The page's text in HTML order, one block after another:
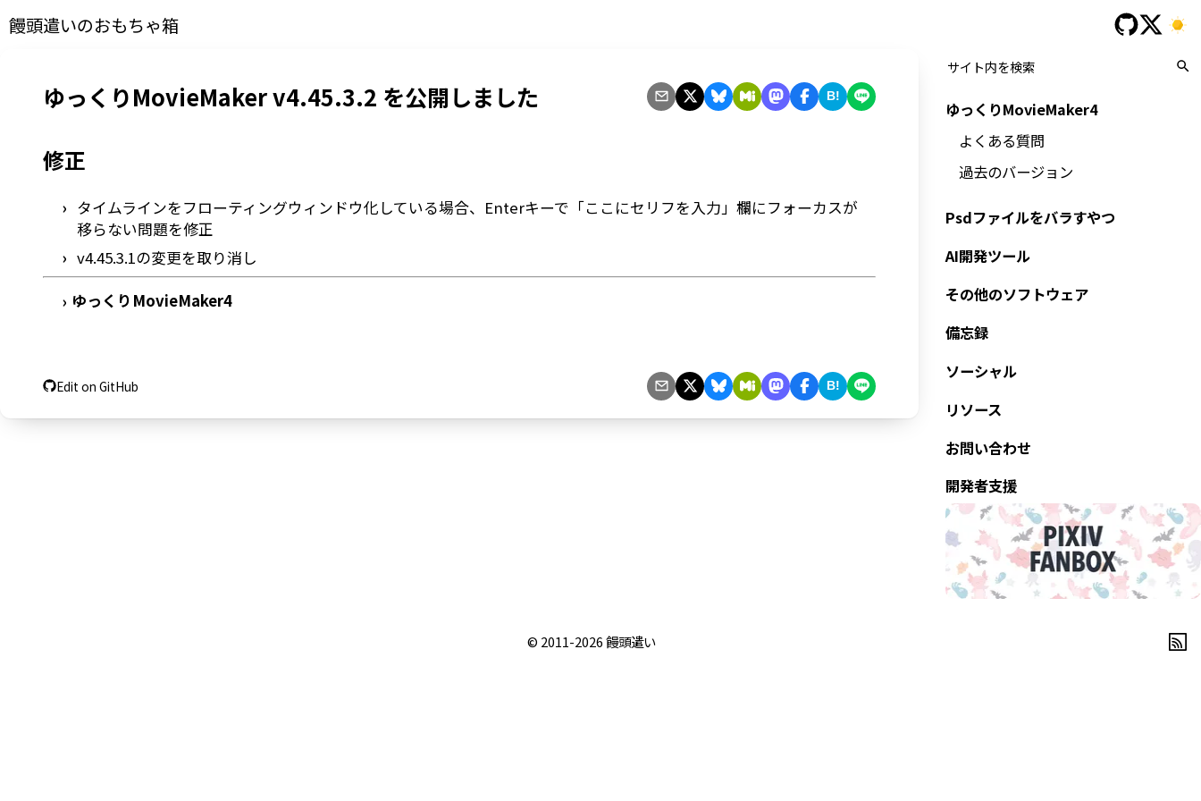
饅頭遣いのおもちゃ箱
ゆっくりMovieMaker v4.45.3.2 を公開しました B!
修正
タイムラインをフローティングウィンドウ化している場合、Enterキーで「ここにセリフを入力」欄にフォーカスが
移らない問題を修正
v4.45.3.1の変更を取り消し
› ゆっくりMovieMaker4
Edit on GitHub B!
ゆっくりMovieMaker4
よくある質問
過去のバージョン
Psdファイルをバラすやつ
AI開発ツール
その他のソフトウェア
備忘録
ソーシャル
リソース
お問い合わせ
開発者支援
© 2011-2026饅頭遣い